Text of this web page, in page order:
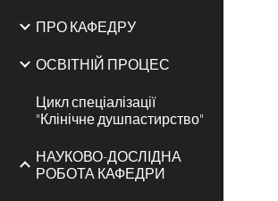
ПРО КАФЕДРУ
ОСВІТНІЙ ПРОЦЕС
Цикл спеціалізації
"Клінічне душпастирство"
НАУКОВО-ДОСЛІДНА
РОБОТА КАФЕДРИ